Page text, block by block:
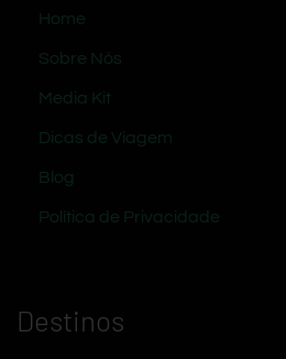
Home
Sobre Nós
Media Kit
Dicas de Viagem
Blog
Política de Privacidade
Destinos